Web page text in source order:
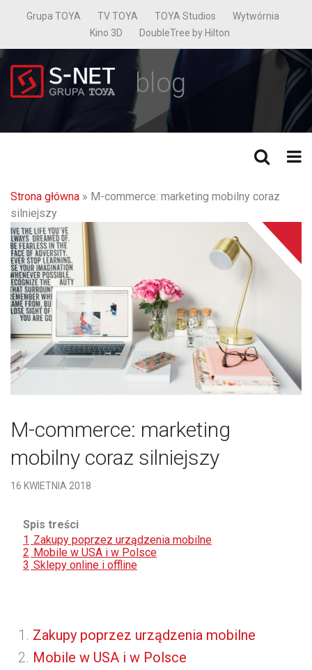
Grupa TOYA TV TOYA TOYA Studios
Wytwórnia
Kino 3D
DoubleTree by Hilton
blog
Strona główna » M-commerce: marketing mobilny coraz
silniejszy
M-commerce: marketing
mobilny coraz silniejszy
16 KWIETNIA 2018
Spis treści
1 Zakupy poprzez urządzenia mobilne
2 Mobile w USA i w Polsce
3 Sklepy online i offline
Zakupy poprzez urządzenia mobilne
Mobile w USA i w Polsce